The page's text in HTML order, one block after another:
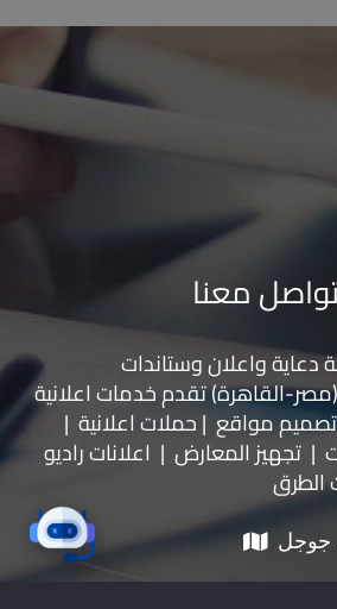
معنا
واعلان وستاندات
القاهرة) تقدم خدمات اعلانية
مواقع | حملات اعلانية |
| تجهيز المعارض | اعلانات راديو
الطرق
جوجل